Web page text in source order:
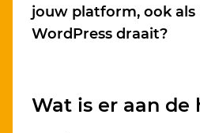
jouw platform, ook
WordPress draait?
Wat is er aan de